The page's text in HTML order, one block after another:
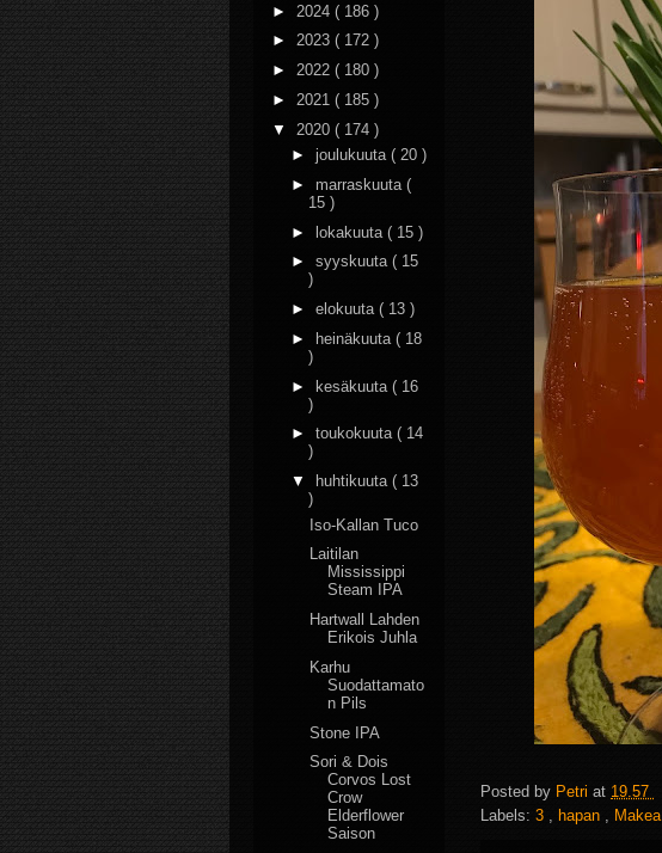
Posted by Petri at 19.57
Labels: 3 hapan Makea
► 2024 ( 186 )
► 2023 ( 172 )
► 2022 ( 180 )
► 2021 ( 185 )
▼ 2020 ( 174 )
► joulukuuta ( 20 )
► marraskuuta (
15 )
► lokakuuta ( 15 )
► syyskuuta ( 15
)
► elokuuta ( 13 )
►
heinäkuuta ( 18
)
► kesäkuuta ( 16
)
► toukokuuta ( 14
)
▼
huhtikuuta ( 13
)
Iso-Kallan Tuco
Laitilan
Mississippi
Steam IPA
Hartwall Lahden
Erikois Juhla
Karhu
Suodattamato
n Pils
Stone IPA
Sori & Dois
Corvos Lost
Crow
Elderflower
Saison